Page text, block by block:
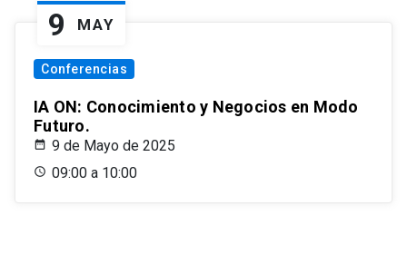
9 MAY
Conferencias
IA ON: Conocimiento y Negocios en Modo
Futuro.
9 de Mayo de 2025
09:00 a 10:00